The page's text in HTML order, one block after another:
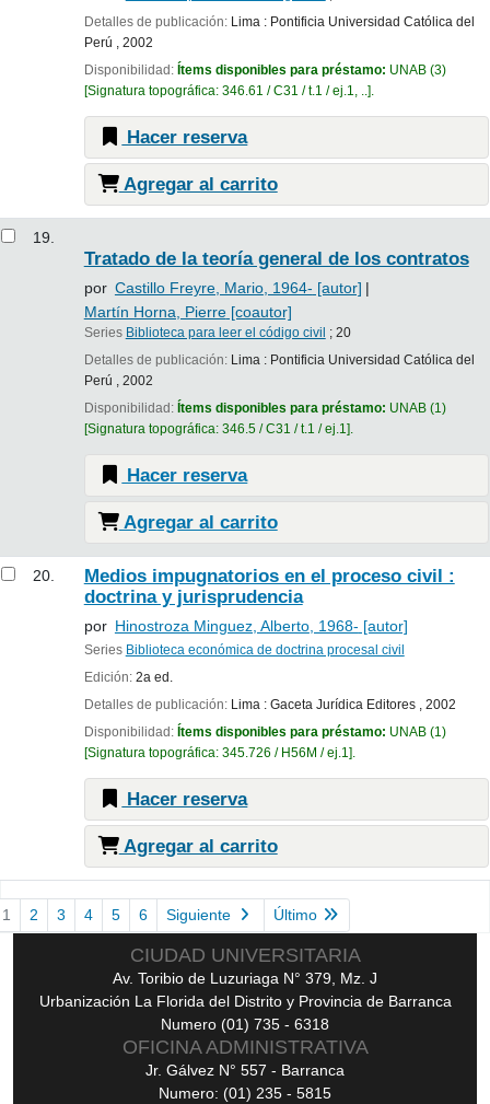
Detalles de publicación: Lima : Pontificia Universidad Católica del
Perú , 2002
Disponibilidad: Ítems disponibles para préstamo: UNAB(3)
Signatura topográfica: 346.61 / C31 / t.1 / ej.1, .. .
Hacer reserva
Agregar al carrito
19.
Tratado de la teoría general de los contratos
por Castillo Freyre, Mario, 1964- [autor]
Martín Horna, Pierre[coautor]
Series Biblioteca para leer el código civil ; 20
Detalles de publicación: Lima : Pontificia Universidad Católica del
Perú , 2002
Disponibilidad: Ítems disponibles para préstamo: UNAB(1)
Signatura topográfica: 346.5 / C31 / t.1 / ej.1 .
Hacer reserva
Agregar al carrito
20.
Medios impugnatorios en el proceso civil :
doctrina y jurisprudencia
por Hinostroza Minguez, Alberto, 1968- [autor]
Series Biblioteca económica de doctrina procesal civil
Edición: 2a ed.
Detalles de publicación: Lima : Gaceta Jurídica Editores , 2002
Disponibilidad: Ítems disponibles para préstamo: UNAB(1)
Signatura topográfica: 345.726 / H56M / ej.1 .
Hacer reserva
Agregar al carrito
1 2 3 4 5 6 Siguiente Último
CIUDAD UNIVERSITARIA
Av. Toribio de Luzuriaga N° 379, Mz. J
Urbanización La Florida del Distrito y Provincia de Barranca
Numero (01) 735 - 6318
OFICINA ADMINISTRATIVA
Jr. Gálvez N° 557 - Barranca
Numero: (01) 235 - 5815